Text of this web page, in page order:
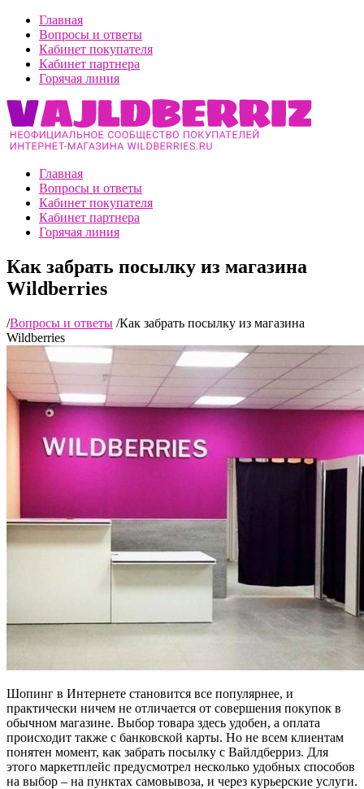
Главная
Вопросы и ответы
Кабинет покупателя
Кабинет партнера
Горячая линия
Главная
Вопросы и ответы
Кабинет покупателя
Кабинет партнера
Горячая линия
Как забрать посылку из магазина
Wildberries
/Вопросы и ответы /Как забрать посылку из магазина
Wildberries
Шопинг в Интернете становится все популярнее, и
практически ничем не отличается от совершения покупок в
обычном магазине. Выбор товара здесь удобен, а оплата
происходит также с банковской карты. Но не всем клиентам
понятен момент, как забрать посылку с Вайлдберриз. Для
этого маркетплейс предусмотрел несколько удобных способов
на выбор – на пунктах самовывоза, и через курьерские услуги.